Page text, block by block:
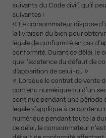
suivants du Code civil) qu’il
suivantes :
« Le consommateur dispose
la livraison du bien pour
légale de conformité en cas
conformité. Durant ce délai, le
que l’existence du défaut de
d’apparition de celui-ci. »
« Lorsque le contrat de vente
contenu numérique ou d’un
continue pendant une période
légale s’applique à ce contenu
numérique pendant toute la
ce délai, le consommateur